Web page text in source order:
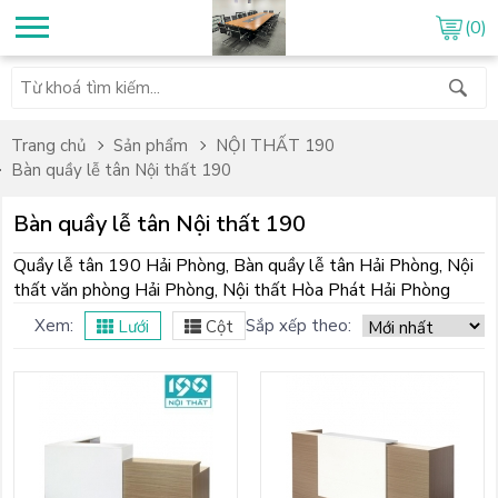
(0)
Trang chủ Sản phẩm
NỘI THẤT 190
Bàn quầy lễ tân Nội thất 190
Bàn quầy lễ tân Nội thất 190
Quầy lễ tân 190 Hải Phòng, Bàn quầy lễ tân Hải Phòng, Nội
thất văn phòng Hải Phòng, Nội thất Hòa Phát Hải Phòng
Sắp xếp theo:
Xem: Lưới Cột